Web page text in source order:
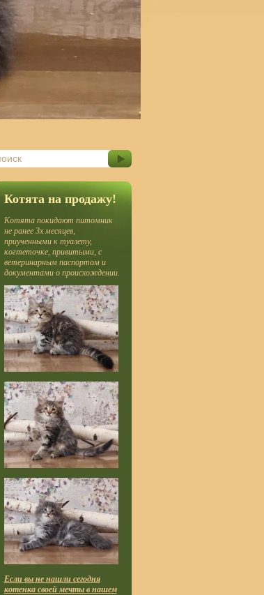
Котята на продажу!
Котята покидают питомник
не ранее 3х месяцев,
приученными к туалету,
когтеточке, привитыми, с
ветеринарным паспортом и
документами о происхождении.
Если вы не нашли сегодня
котенка своей мечты в нашем